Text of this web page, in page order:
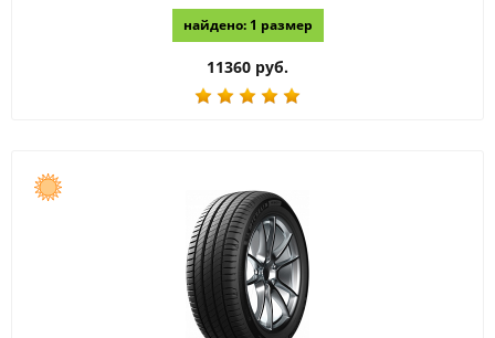
найдено: 1 размер
11360 руб.